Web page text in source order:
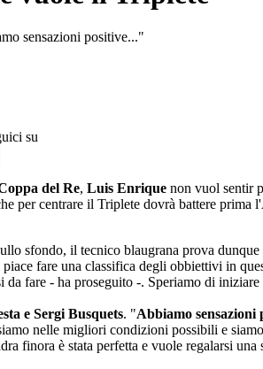
sensazioni positive..."
su
del Re, Luis Enrique non vuol sentir
per centrare il Triplete dovrà battere
sfondo, il tecnico blaugrana prova
fare una classifica degli obbiettivi in
da fare - ha proseguito -. Speriamo di iniziare
e Sergi Busquets. "Abbiamo sensazioni
nelle migliori condizioni possibili e
finora è stata perfetta e vuole regalarsi una